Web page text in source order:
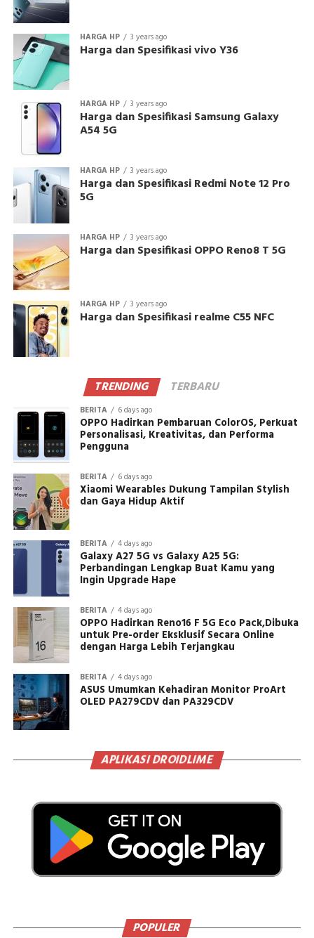
HARGA HP 3 years ago
Harga dan Spesifikasi vivo Y36
HARGA HP 3 years ago
Harga dan Spesifikasi Samsung Galaxy
A54 5G
HARGA HP 3 years ago
Harga dan Spesifikasi Redmi Note 12 Pro
5G
HARGA HP 3 years ago
Harga dan Spesifikasi OPPO Reno8 T 5G
HARGA HP 3 years ago
Harga dan Spesifikasi realme C55 NFC
TRENDING TERBARU
BERITA 6 days ago
OPPO Hadirkan Pembaruan ColorOS, Perkuat
Personalisasi, Kreativitas, dan Performa
Pengguna
BERITA 6 days ago
Xiaomi Wearables Dukung Tampilan Stylish
dan Gaya Hidup Aktif
BERITA 4 days ago
Galaxy A27 5G vs Galaxy A25 5G:
Perbandingan Lengkap Buat Kamu yang
Ingin Upgrade Hape
BERITA 4 days ago
OPPO Hadirkan Reno16 F 5G Eco Pack,Dibuka
untuk Pre-order Eksklusif Secara Online
dengan Harga Lebih Terjangkau
BERITA 4 days ago
ASUS Umumkan Kehadiran Monitor ProArt
OLED PA279CDV dan PA329CDV
APLIKASI DROIDLIME
POPULER